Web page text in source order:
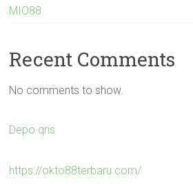
MIO88
Recent Comments
No comments to show.
Depo qris
https://okto88terbaru.com/